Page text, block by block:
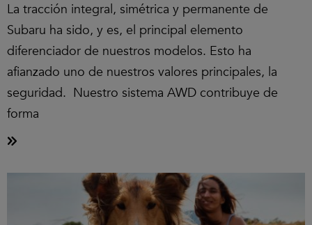
La tracción integral, simétrica y permanente de
Subaru ha sido, y es, el principal elemento
diferenciador de nuestros modelos. Esto ha
afianzado uno de nuestros valores principales, la
seguridad. Nuestro sistema AWD contribuye de
forma